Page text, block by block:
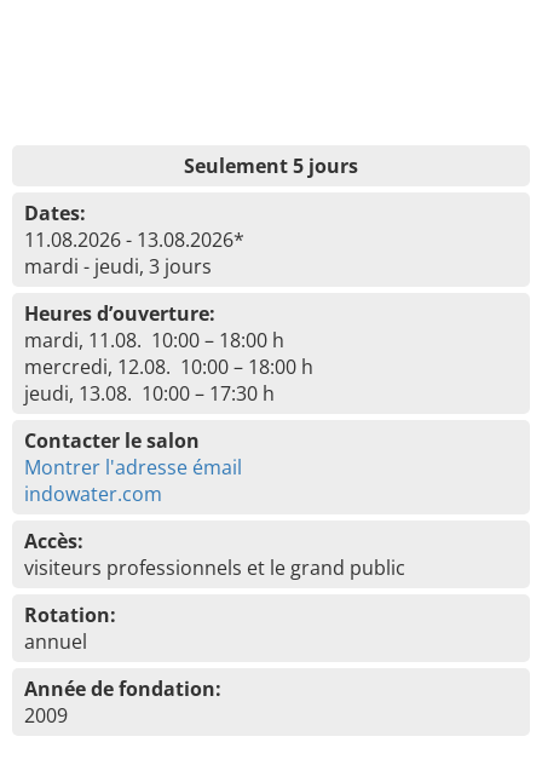
Seulement 5 jours
Dates:
11.08.2026 - 13.08.2026*
mardi - jeudi, 3 jours
Heures d’ouverture:
mardi, 11.08. 10:00 – 18:00 h
mercredi, 12.08. 10:00 – 18:00 h
jeudi, 13.08. 10:00 – 17:30 h
Contacter le salon
Montrer l'adresse émail
indowater.com
Accès:
visiteurs professionnels et le grand public
Rotation:
annuel
Année de fondation:
2009